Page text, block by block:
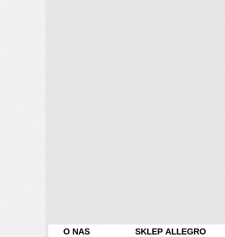
O NAS SKLEP ALLEGRO